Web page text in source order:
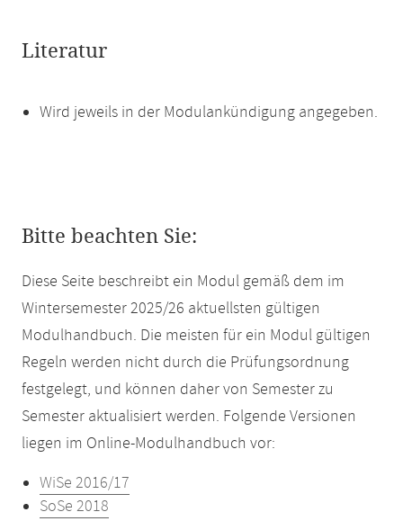
Literatur
Wird jeweils in der Modulankündigung angegeben.
Bitte beachten Sie:
Diese Seite beschreibt ein Modul gemäß dem im
Wintersemester 2025/26 aktuellsten gültigen
Modulhandbuch. Die meisten für ein Modul gültigen
Regeln werden nicht durch die Prüfungsordnung
festgelegt, und können daher von Semester zu
Semester aktualisiert werden. Folgende Versionen
liegen im Online-Modulhandbuch vor:
WiSe 2016/17
SoSe 2018